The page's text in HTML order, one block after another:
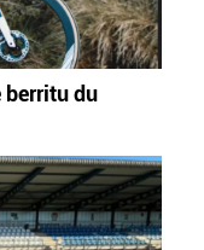
diguzu.Gehiago
berritu du